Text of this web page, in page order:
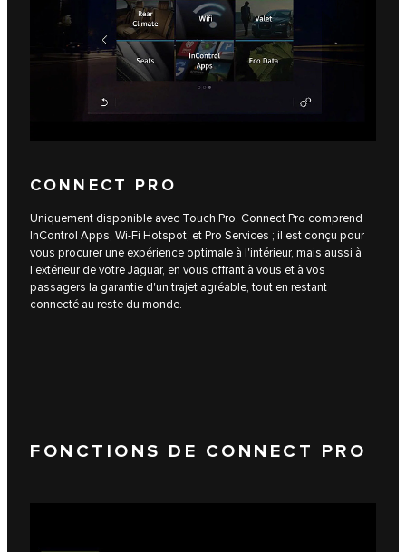
CONNECT PRO
Uniquement disponible avec Touch Pro, Connect Pro comprend
InControl Apps, Wi-Fi Hotspot, et Pro Services ; il est conçu pour
vous procurer une expérience optimale à l'intérieur, mais aussi à
l'extérieur de votre Jaguar, en vous offrant à vous et à vos
passagers la garantie d'un trajet agréable, tout en restant
connecté au reste du monde.
FONCTIONS DE CONNECT PRO